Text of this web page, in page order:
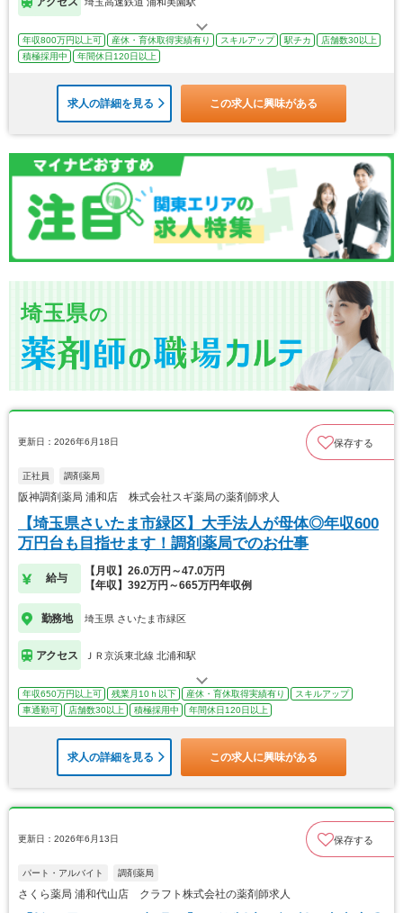
年収800万円以上可 産休・育休取得実績有り スキルアップ 駅チカ
店舗数30以上
積極採用中
年間休日120日以上
求人の詳細を見る この求人に興味がある
埼玉県の
更新日：2026年6月18日 保存する
正社員 調剤薬局
阪神調剤薬局 浦和店 株式会社スギ薬局の薬剤師求人
【埼玉県さいたま市緑区】大手法人が母体◎年収600
万円台も目指せます！調剤薬局でのお仕事
給与
【月収】26.0万円～47.0万円
【年収】392万円～665万円年収例
勤務地 埼玉県 さいたま市緑区
アクセス ＪＲ京浜東北線 北浦和駅
年収650万円以上可 残業月10ｈ以下 産休・育休取得実績有り
スキルアップ
車通勤可
店舗数30以上 積極採用中 年間休日120日以上
求人の詳細を見る この求人に興味がある
更新日：2026年6月13日 保存する
パート・アルバイト 調剤薬局
さくら薬局 浦和代山店 クラフト株式会社の薬剤師求人